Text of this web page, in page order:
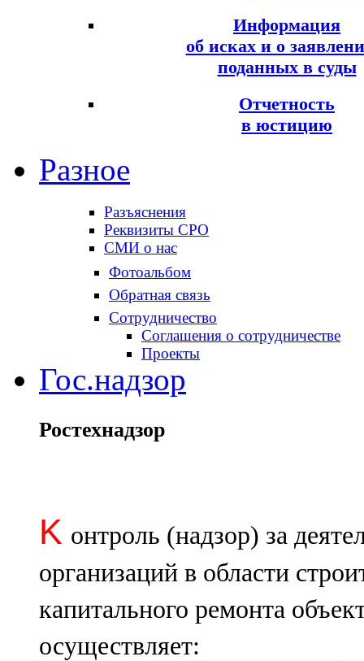
Информация
об исках и о
поданных в суды
Отчетность
в юстицию
Разное
Разъяснения
Реквизиты СРО
СМИ о нас
Фотоальбом
Обратная связь
Сотрудничество
Соглашения о сотрудничестве
Проекты
Гос.надзор
Ростехнадзор
K онтроль (надзор) за
организаций в области
капитального ремонта
осуществляет: